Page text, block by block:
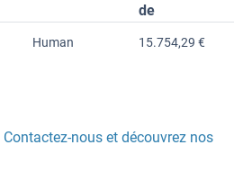
de
Human 15.754,29 €
Contactez-nous et découvrez nos